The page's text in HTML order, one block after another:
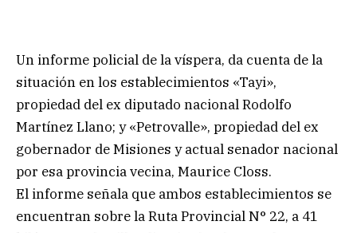
Un informe policial de la víspera, da cuenta de la
situación en los establecimientos «Tayi»,
propiedad del ex diputado nacional Rodolfo
Martínez Llano; y «Petrovalle», propiedad del ex
gobernador de Misiones y actual senador nacional
por esa provincia vecina, Maurice Closs.
El informe señala que ambos establecimientos se
encuentran sobre la Ruta Provincial N° 22, a 41